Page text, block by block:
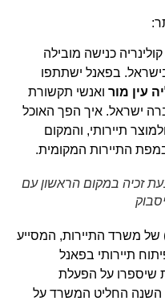
כנישה מובילה
בפאנל ישתתפו
מורואנשי תקשורת
ישראל. איך הפך האוכל
תיירותי, והמקום
התיירות המקומית.
זכיה במקום הראשון עם
התיירות, המסייע
תיירותי בפאנל
על הפעלת
החליט המשרד על